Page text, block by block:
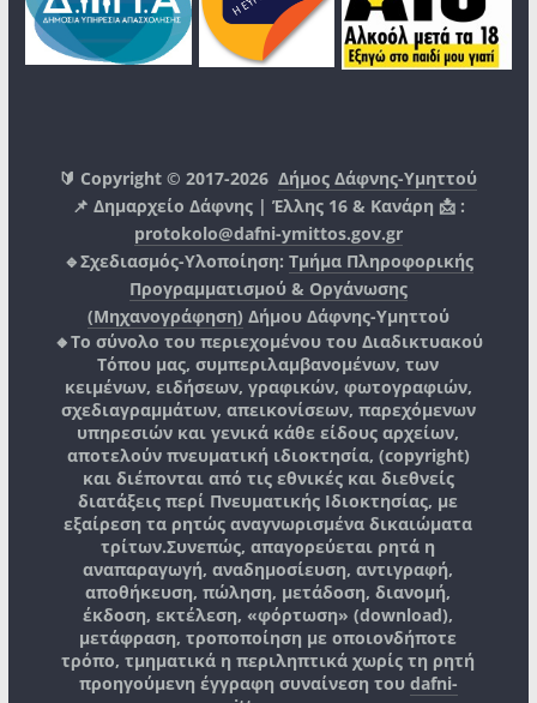
🔰 Copyright © 2017-2026Δήμος Δάφνης-Υμηττού
📌 Δημαρχείο Δάφνης | Έλλης 16 & Κανάρη 📩 :
protokolo@dafni-ymittos.gov.gr
🔹Σχεδιασμός-Υλοποίηση: Τμήμα Πληροφορικής
Προγραμματισμού & Οργάνωσης
(Μηχανογράφηση) Δήμου Δάφνης-Υμηττού
🔸Το σύνολο του περιεχομένου του Διαδικτυακού
Τόπου μας, συμπεριλαμβανομένων, των
κειμένων, ειδήσεων, γραφικών, φωτογραφιών,
σχεδιαγραμμάτων, απεικονίσεων, παρεχόμενων
υπηρεσιών και γενικά κάθε είδους αρχείων,
αποτελούν πνευματική ιδιοκτησία, (copyright)
και διέπονται από τις εθνικές και διεθνείς
διατάξεις περί Πνευματικής Ιδιοκτησίας, με
εξαίρεση τα ρητώς αναγνωρισμένα δικαιώματα
τρίτων.Συνεπώς, απαγορεύεται ρητά η
αναπαραγωγή, αναδημοσίευση, αντιγραφή,
αποθήκευση, πώληση, μετάδοση, διανομή,
έκδοση, εκτέλεση, «φόρτωση» (download),
μετάφραση, τροποποίηση με οποιονδήποτε
τρόπο, τμηματικά η περιληπτικά χωρίς τη ρητή
προηγούμενη έγγραφη συναίνεση του dafni-